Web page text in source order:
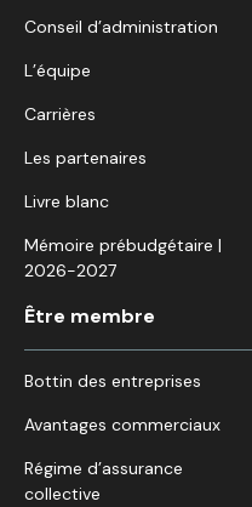
Conseil d’administration
L’équipe
Carrières
Les partenaires
Livre blanc
Mémoire prébudgétaire |
2026-2027
Être membre
Bottin des entreprises
Avantages commerciaux
Régime d’assurance
collective